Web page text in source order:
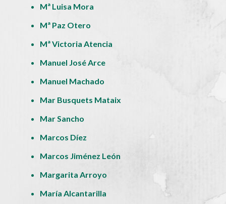
Mª Luisa Mora
Mª Paz Otero
Mª Victoria Atencia
Manuel José Arce
Manuel Machado
Mar Busquets Mataix
Mar Sancho
Marcos Díez
Marcos Jiménez León
Margarita Arroyo
María Alcantarilla